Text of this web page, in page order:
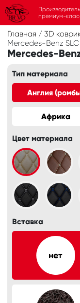
Главная / 3D
Mercedes-Benz SLC
Mercedes-
Тип материала
Англия
Африка
Цвет материала
Вставка
премиум-